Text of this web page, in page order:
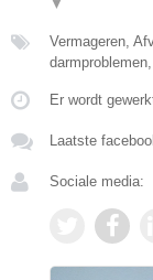
▼
Vermageren,
darmproblemen,
Er wordt
Laatste
Sociale media: